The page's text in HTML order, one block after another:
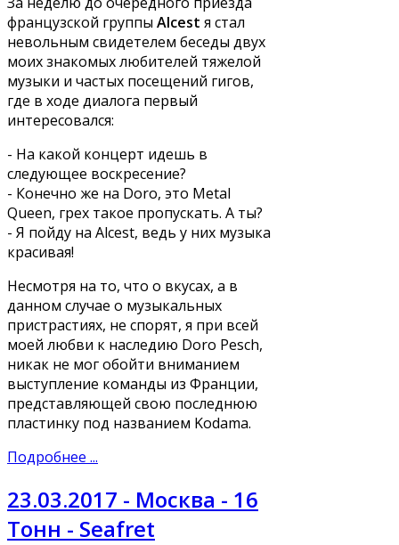
французской группы Alcest я стал
невольным свидетелем беседы двух
моих знакомых любителей тяжелой
музыки и частых посещений гигов,
где в ходе диалога первый
интересовался:
- На какой концерт идешь в
следующее воскресение?
- Конечно же на Doro, это Metal
Queen, грех такое пропускать. А ты?
- Я пойду на Alcest, ведь у них музыка
красивая!
Несмотря на то, что о вкусах, а в
данном случае о музыкальных
пристрастиях, не спорят, я при всей
моей любви к наследию Doro Pesch,
никак не мог обойти вниманием
выступление команды из Франции,
представляющей свою последнюю
пластинку под названием Kodama.
Подробнее ...
23.03.2017 - Москва - 16
Тонн - Seafret